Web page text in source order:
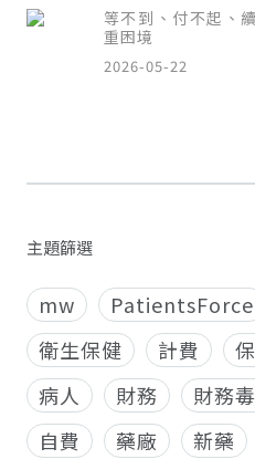
等不到、付不起、
重困境
2026-05-22
主題篩選
mw PatientsForce
衛生保健
計費
病人
財務 財務
自費
藥廠 新藥